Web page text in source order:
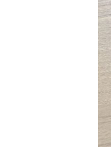
員
に
配
布
し
ま
し
た